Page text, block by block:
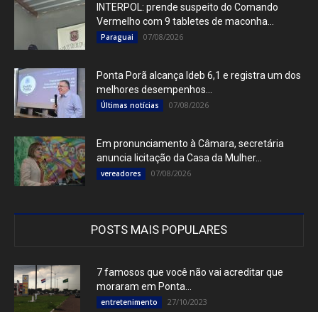
INTERPOL: prende suspeito do Comando
Vermelho com 9 tabletes de maconha...
Paraguai 07/08/2026
Ponta Porã alcança Ideb 6,1 e registra um dos
melhores desempenhos...
Últimas notícias 07/08/2026
Em pronunciamento à Câmara, secretária
anuncia licitação da Casa da Mulher...
vereadores 07/08/2026
POSTS MAIS POPULARES
7 famosos que você não vai acreditar que
moraram em Ponta...
entretenimento 27/10/2023